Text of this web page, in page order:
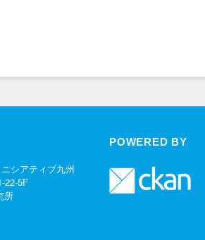
シアティブ九州
22-5F
所
POWERED BY